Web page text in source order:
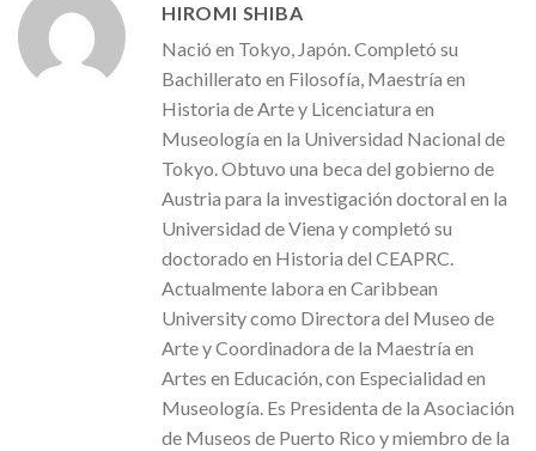
HIROMI SHIBA
Nació en Tokyo, Japón. Completó su
Bachillerato en Filosofía, Maestría en
Historia de Arte y Licenciatura en
Museología en la Universidad Nacional de
Tokyo. Obtuvo una beca del gobierno de
Austria para la investigación doctoral en la
Universidad de Viena y completó su
doctorado en Historia del CEAPRC.
Actualmente labora en Caribbean
University como Directora del Museo de
Arte y Coordinadora de la Maestría en
Artes en Educación, con Especialidad en
Museología. Es Presidenta de la Asociación
de Museos de Puerto Rico y miembro de la